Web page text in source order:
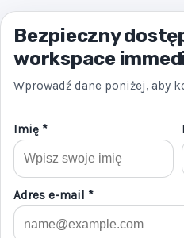
Bezpieczny
workspace
Wprowadź dane poniżej, aby
Imię *
Adres e-mail *